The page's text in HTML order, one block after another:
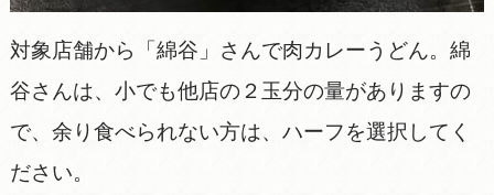
対象店舗から「綿谷」さんで肉カレーうどん。綿
谷さんは、小でも他店の２玉分の量がありますの
で、余り食べられない方は、ハーフを選択してく
ださい。